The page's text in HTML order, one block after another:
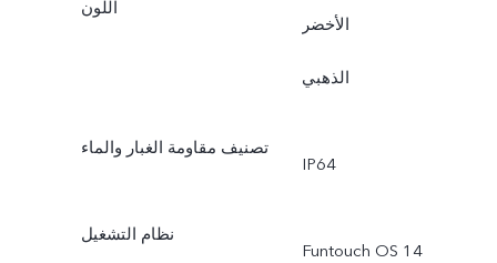
اللون
الأخضر
الذهبي
تصنيف مقاومة الغبار والماء
IP64
نظام التشغيل
Funtouch OS 14